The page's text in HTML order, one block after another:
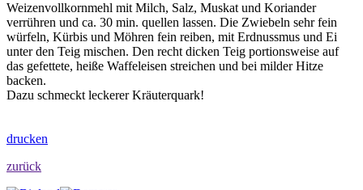
Weizenvollkornmehl mit Milch, Salz, Muskat und Koriander
verrühren und ca. 30 min. quellen lassen. Die Zwiebeln sehr fein
würfeln, Kürbis und Möhren fein reiben, mit Erdnussmus und Ei
unter den Teig mischen. Den recht dicken Teig portionsweise auf
das gefettete, heiße Waffeleisen streichen und bei milder Hitze
backen.
Dazu schmeckt leckerer Kräuterquark!
drucken
zurück